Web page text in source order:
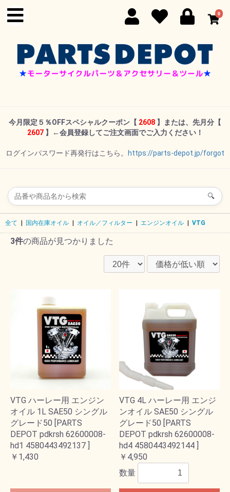
0
今月限定５％OFFスペシャルクーポン 【 2608 】または、先月分【
2607】←会員登録してご注文画面でご入力ください！
ログインパスワード再発行はこちら。 https://parts-depot.jp/forgot
🔍
全て 国内在庫オイル オイル／フィルター エンジンオイル VTG
3件の商品が見つかりました
VTG ハーレー用 エンジン
オイル 1L SAE50 シングル
グレード50 [PARTS
DEPOT pdkrsh 62600008-
hd1 4580443492137 ]
￥1,430
VTG 4L ハーレー用 エンジ
ンオイル SAE50 シングル
グレード50 [PARTS
DEPOT pdkrsh 62600008-
hd4 4580443492144 ]
￥4,950
数量